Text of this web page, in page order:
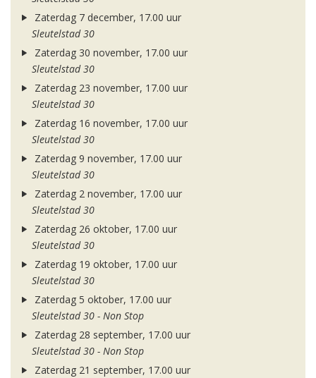
Zaterdag 7 december, 17.00 uur
Sleutelstad 30
Zaterdag 30 november, 17.00 uur
Sleutelstad 30
Zaterdag 23 november, 17.00 uur
Sleutelstad 30
Zaterdag 16 november, 17.00 uur
Sleutelstad 30
Zaterdag 9 november, 17.00 uur
Sleutelstad 30
Zaterdag 2 november, 17.00 uur
Sleutelstad 30
Zaterdag 26 oktober, 17.00 uur
Sleutelstad 30
Zaterdag 19 oktober, 17.00 uur
Sleutelstad 30
Zaterdag 5 oktober, 17.00 uur
Sleutelstad 30 - Non Stop
Zaterdag 28 september, 17.00 uur
Sleutelstad 30 - Non Stop
Zaterdag 21 september, 17.00 uur